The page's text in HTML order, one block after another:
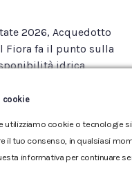
2026, Acquedotto
Fiora fa il punto sulla
idrica
cookie
utilizziamo cookie o tecnologie
il tuo consenso, in qualsiasi
informativa per continuare